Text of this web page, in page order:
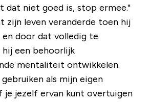
dat niet goed is, stop ermee."
zijn leven veranderde toen hij
en door dat volledig te
een behoorlijk
mentaliteit ontwikkelen.
als mijn eigen
je jezelf ervan kunt overtuigen